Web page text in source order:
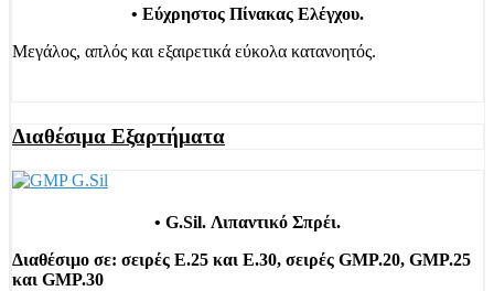
• Εύχρηστος Πίνακας Ελέγχου.
Μεγάλος, απλός και εξαιρετικά εύκολα κατανοητός.
Διαθέσιμα Εξαρτήματα
• G.Sil. Λιπαντικό Σπρέι.
Διαθέσιμο σε: σειρές E.25 και E.30, σειρές GMP.20, GMP.25
και GMP.30